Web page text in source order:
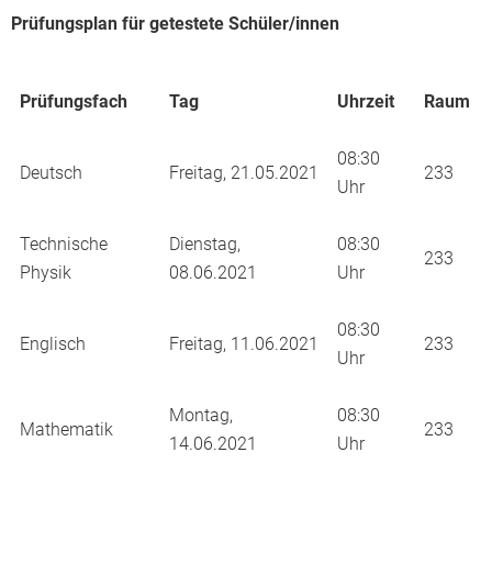
Prüfungsplan für getestete Schüler/innen
Prüfungsfach Tag Uhrzeit Raum
Deutsch Freitag, 21.05.2021
08:30
Uhr
233
Technische
Physik
Dienstag,
08.06.2021
08:30
Uhr
233
Englisch Freitag, 11.06.2021
08:30
Uhr
233
Mathematik
Montag,
14.06.2021
08:30
Uhr
233